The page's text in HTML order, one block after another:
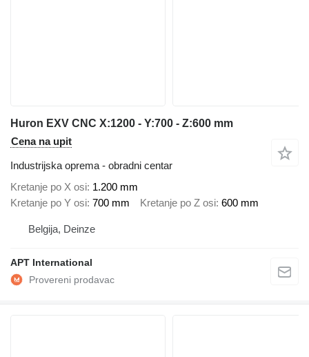
Huron EXV CNC X:1200 - Y:700 - Z:600 mm
Cena na upit
Industrijska oprema - obradni centar
Kretanje po X osi 1.200 mm
Kretanje po Y osi 700 mm Kretanje po Z osi 600 mm
Belgija, Deinze
APT International